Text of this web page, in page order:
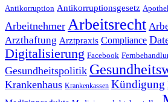
Antikorruption Antikorruptionsgesetz
Arbeitnehmer Arbeitsrecht
Arzthaftung Arztpraxis Compliance
Digitalisierung Facebook
Gesundheitspolitik
Krankenhaus Krankenkassen Kündigung